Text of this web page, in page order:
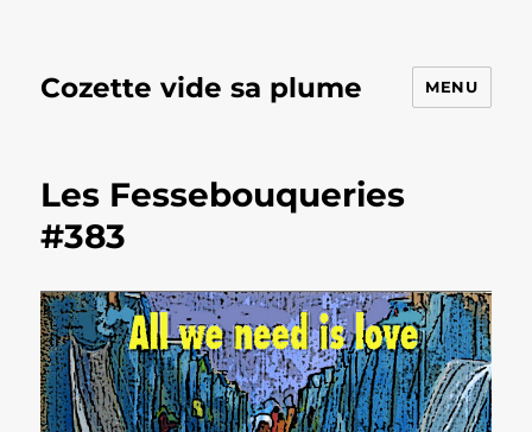
Cozette vide sa plume MENU
Les Fessebouqueries
#383